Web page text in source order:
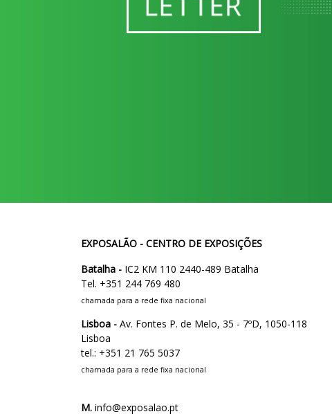
EXPOSALÃO - CENTRO DE EXPOSIÇÕES
Batalha - IC2 KM 110 2440-489 Batalha
Tel. +351 244 769 480
chamada para a rede fixa nacional
Lisboa - Av. Fontes P. de Melo, 35 - 7ºD, 1050-118
Lisboa
tel.: +351 21 765 5037
chamada para a rede fixa nacional
M. info@exposalao.pt